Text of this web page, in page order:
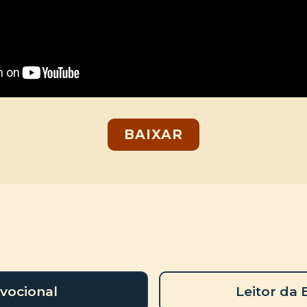
BAIXAR
Leitor da